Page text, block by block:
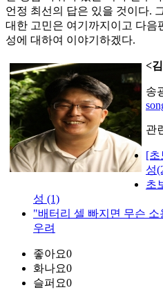
언정 최선의 답은 있을 것이다.
대한 고민은 여기까지이고 다음
성에 대하여 이야기하겠다.
<
송
관
[초
성
초
성 (1)
"배터리 셀 빠지면 무슨
우려
좋아요0
화나요0
슬퍼요0